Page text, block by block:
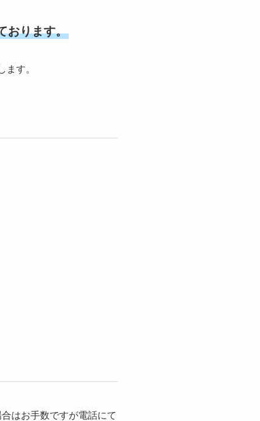
おります。
す。
はお手数ですが電話にて